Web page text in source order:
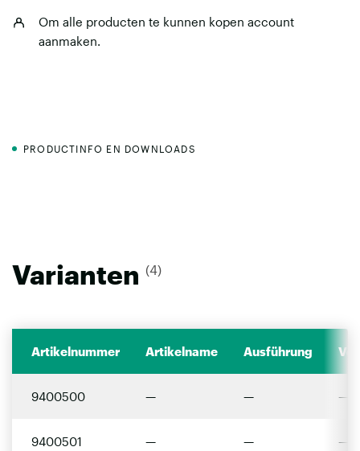
Om alle producten te kunnen kopenaccount
aanmaken
PRODUCTINFO EN DOWNLOADS
Varianten (4)
Artikelnummer Artikelname Ausführung
9400500 — — —
9400501 — — —